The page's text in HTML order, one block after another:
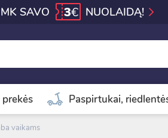
SAVO 3€ NUOLAIDĄ!
Paspirtukai,
vaikams